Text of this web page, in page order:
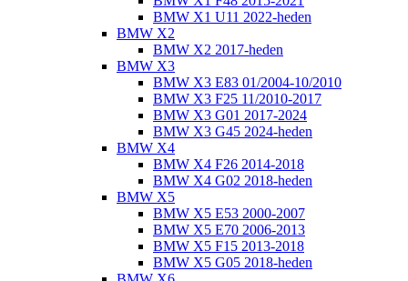
BMW X1 U11 2022-heden
BMW X2
BMW X2 2017-heden
BMW X3
BMW X3 E83 01/2004-10/2010
BMW X3 F25 11/2010-2017
BMW X3 G01 2017-2024
BMW X3 G45 2024-heden
BMW X4
BMW X4 F26 2014-2018
BMW X4 G02 2018-heden
BMW X5
BMW X5 E53 2000-2007
BMW X5 E70 2006-2013
BMW X5 F15 2013-2018
BMW X5 G05 2018-heden